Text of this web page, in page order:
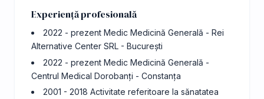
Experiență profesională
2022 - prezent Medic Medicină Generală - Rei
Alternative Center SRL - București
2022 - prezent Medic Medicină Generală -
Centrul Medical Dorobanți - Constanța
2001 - 2018 Activitate referitoare la sănatatea